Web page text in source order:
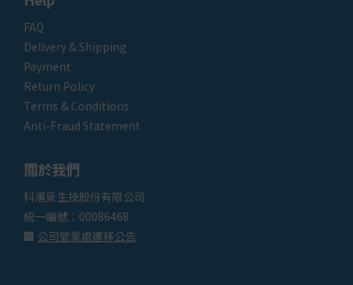
FAQ
Delivery & Shipping
Payment
Return Policy
Terms & Conditions
Anti-Fraud Statement
關於我們
科滙泉生技股份有限公司
統一編號：00086468
🏢 公司營業處遷移公告